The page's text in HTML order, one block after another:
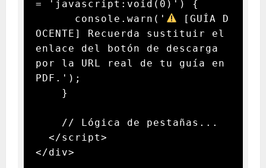
= 'javascript:void(0)') {
      console.warn('
[GUÍA D
OCENTE] Recuerda sustituir el
enlace del botón de descarga
por la URL real de tu guía en
PDF.');
</div>